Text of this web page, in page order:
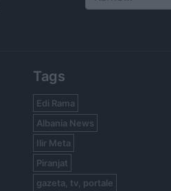
Search
Tags
Edi Rama
Albania News
Ilir Meta
Piranjat
gazeta, tv, portale